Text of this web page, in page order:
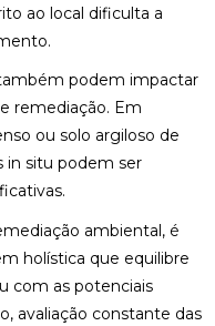
ao local dificulta a
podem impactar
remediação. Em
ou solo argiloso de
in situ podem ser
ambiental, é
holística que equilibre
com as potenciais
avaliação constante das